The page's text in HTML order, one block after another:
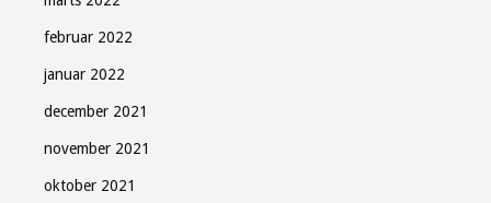
februar 2022
januar 2022
december 2021
november 2021
oktober 2021